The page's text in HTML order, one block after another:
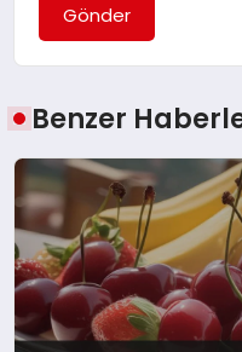
Gönder
Benzer